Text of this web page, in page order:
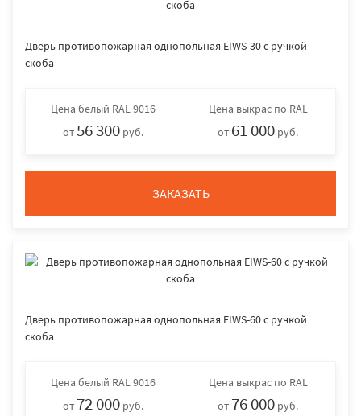
Дверь противопожарная однопольная EIWS-30 с ручкой
скоба
Цена белый RAL 9016
от56 300 руб.
Цена выкрас по RAL
от 61 000 руб.
ЗАКАЗАТЬ
Дверь противопожарная однопольная EIWS-60 с ручкой
скоба
Цена белый RAL 9016
от 72 000 руб.
Цена выкрас по RAL
от 76 000 руб.